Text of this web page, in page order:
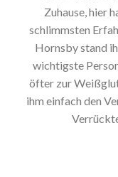
Zuhause, hier
schlimmsten
Hornsby stand
wichtigste
öfter zur
ihm einfach den